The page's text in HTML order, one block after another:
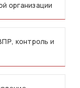
организации
контроль и